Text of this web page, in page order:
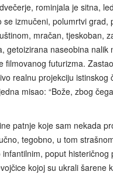
rominjala je sitna,
se izmučeni, polumrtvi grad,
mračan, tjeskoban,
getoizirana naseobina nalik
filmovanog futurizma.
realnu projekciju istinskog
misao: “Bože, zbog
patnje koje sam nekada
tegobno, u tom
infantilnim, poput histeričnog
kojoj su ukrali šarene